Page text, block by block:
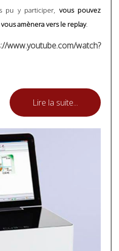
pu y participer, vous pouvez
amènera vers le replay.
www.youtube.com/watch?
Lire la suite...